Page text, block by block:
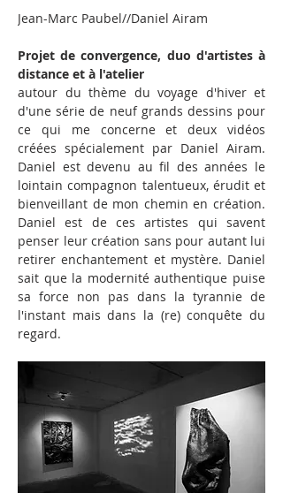
Jean-Marc Paubel//Daniel Airam
Projet de convergence, duo d'artistes à
distance et à l'atelier
autour du thème du voyage d'hiver et
d'une série de neuf grands dessins pour
ce qui me concerne et deux vidéos
créées spécialement par Daniel Airam.
Daniel est devenu au fil des années le
lointain compagnon talentueux, érudit et
bienveillant de mon chemin en création.
Daniel est de ces artistes qui savent
penser leur création sans pour autant lui
retirer enchantement et mystère. Daniel
sait que la modernité authentique puise
sa force non pas dans la tyrannie de
l'instant mais dans la (re) conquête du
regard.